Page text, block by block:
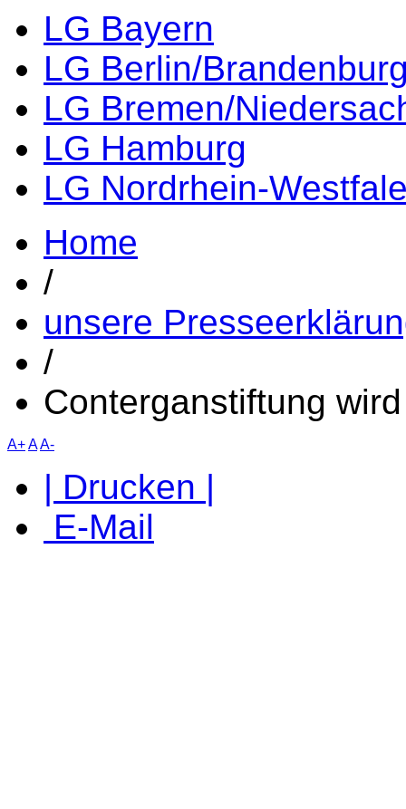
LG Bayern
LG Berlin/
LG Bremen/
LG Hamburg
LG Nordrhein-
Home
/
unsere
/
Conterganstiftung
A+AA-
| Drucken |
E-Mail